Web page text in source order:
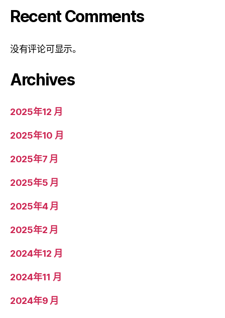
Recent Comments
没有评论可显示。
Archives
2025年12 月
2025年10 月
2025年7 月
2025年5 月
2025年4 月
2025年2 月
2024年12 月
2024年11 月
2024年9 月